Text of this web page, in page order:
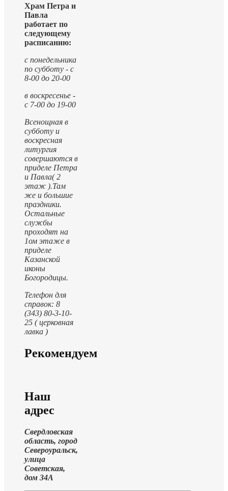
Храм Петра и
Павла
работает по
следующему
расписанию:
с понедельника
по субботу - с
8-00 до 20-00
в воскресенье -
с 7-00 до 19-00
Всенощная в
субботу и
воскресная
литургия
совершаются в
приделе Петра
и Павла( 2
этаж ).Там
же и большие
праздники.
Остальные
службы
проходят на
1ом этаже в
приделе
Казанской
иконы
Богородицы.
Телефон для
справок: 8
(343) 80-3-10-
25 ( церковная
лавка )
Рекомендуем
Наш
адрес
Свердловская
область, город
Североуральск,
улица
Советская,
дом 34А